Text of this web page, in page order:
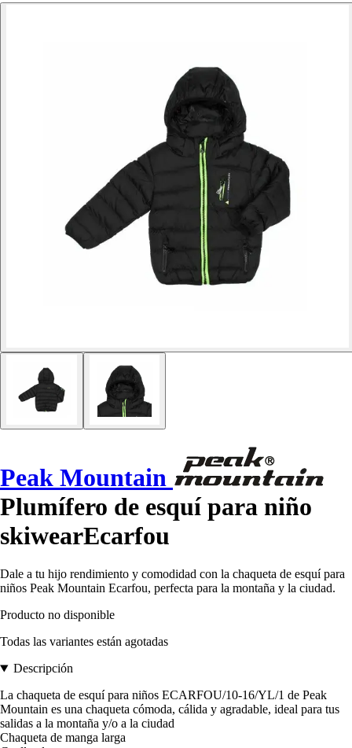
Peak Mountain
Plumífero de esquí para niño
skiwearEcarfou
Dale a tu hijo rendimiento y comodidad con la chaqueta de esquí para
niños Peak Mountain Ecarfou, perfecta para la montaña y la ciudad.
Producto no disponible
Todas las variantes están agotadas
Descripción
La chaqueta de esquí para niños ECARFOU/10-16/YL/1 de Peak
Mountain es una chaqueta cómoda, cálida y agradable, ideal para tus
salidas a la montaña y/o a la ciudad
Chaqueta de manga larga